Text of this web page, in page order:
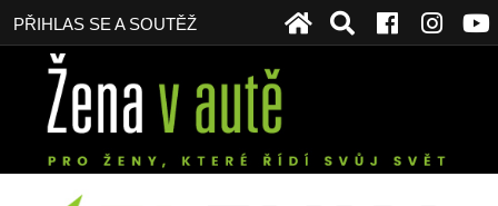
PŘIHLAS SE A SOUTĚŽ